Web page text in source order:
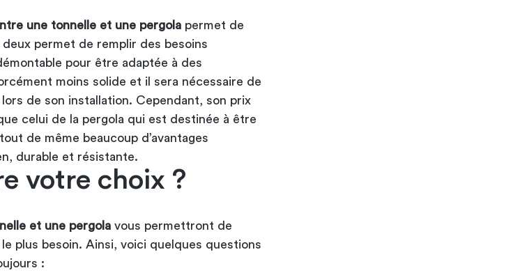
une tonnelle et une pergola permet de
permet de remplir des besoins
pour être adaptée à des
moins solide et il sera nécessaire de
de son installation. Cependant, son prix
celui de la pergola qui est destinée à être
de même beaucoup d’avantages
durable et résistante.
votre choix ?
et une pergola vous permettront de
plus besoin. Ainsi, voici quelques questions
: